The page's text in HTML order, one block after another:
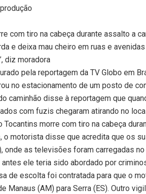
com tiro na cabeça durante assalto a
e deixa mau cheiro em ruas e
diz moradora
pela reportagem da TV Globo em
no estacionamento de um posto de
caminhão disse à reportagem que
com fuzis chegaram atirando no
Tocantins morre com tiro na cabeça
o motorista disse que acredita que os
onde as televisões foram carregadas
antes ele teria sido abordado por
de escolta foi contratada para que o
Manaus (AM) para Serra (ES). Outro